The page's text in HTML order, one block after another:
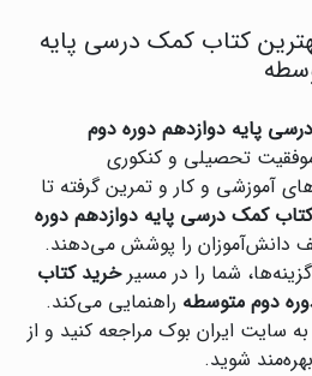
کتاب کمک درسی پایه
پایه دوازدهم دوره دوم
تحصیلی و کنکوری
آموزشی و کار و تمرین گرفته تا
کتاب کمک درسی پایه دوازدهم دوره
دانش‌آموزان را پوشش می‌دهند.
شما را در مسیرخرید کتاب
دوم متوسطه راهنمایی می‌کند.
سایت ایران بوک مراجعه کنید و از
شوید.